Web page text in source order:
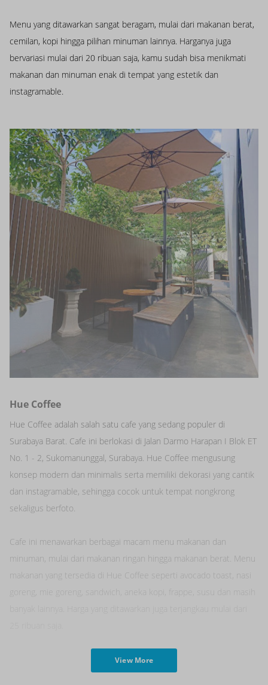
Menu yang ditawarkan sangat beragam, mulai dari makanan berat,
cemilan, kopi hingga pilihan minuman lainnya. Harganya juga
bervariasi mulai dari 20 ribuan saja, kamu sudah bisa menikmati
makanan dan minuman enak di tempat yang estetik dan
instagramable.
Hue Coffee
Hue Coffee adalah salah satu cafe yang sedang populer di
Surabaya Barat. Cafe ini berlokasi di Jalan Darmo Harapan I Blok ET
No. 1 - 2, Sukomanunggal, Surabaya. Hue Coffee mengusung
konsep modern dan minimalis serta memiliki dekorasi yang cantik
dan instagramable, sehingga cocok untuk tempat nongkrong
sekaligus berfoto.
Cafe ini menawarkan berbagai macam menu makanan dan
minuman, mulai dari makanan ringan hingga makanan berat. Menu
makanan yang tersedia di Hue Coffee seperti avocado toast, nasi
goreng, mie goreng, sandwich, aneka kopi, frappe, susu dan masih
View More